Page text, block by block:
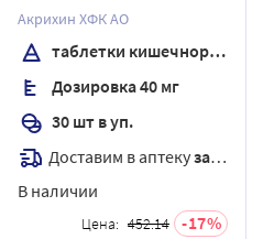
кишечнорастворимые ,
покрытые пленочной
оболочкой
Акрихин ХФК АО
таблетки кишечнорастворимые , покрытые пленочной оболочкой
Дозировка 40 мг
30 шт в уп.
Доставим в аптекузавтра
В наличии
Цена: 452.14 17